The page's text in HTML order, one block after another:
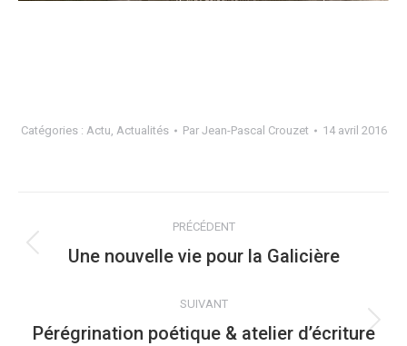
Catégories : Actu, Actualités Par Jean-Pascal Crouzet 14 avril 2016
ARTICLE
PRÉCÉDENT
Article
:
Une nouvelle vie pour la Galicière
SUIVANT
Article
Pérégrination poétique & atelier d’écriture